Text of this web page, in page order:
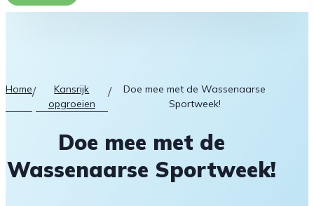
Home/
Kansrijk
opgroeien
/
Doe mee met de Wassenaarse
Sportweek!
Doe mee met de
Wassenaarse Sportweek!